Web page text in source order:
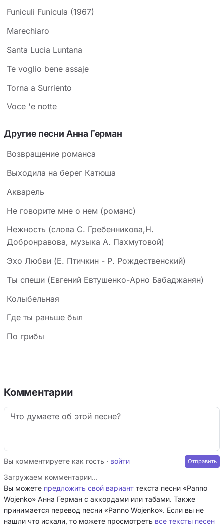
Funiculi Funicula (1967)
Marechiaro
Santa Lucia Luntana
Te voglio bene assaje
Torna a Surriento
Voce 'e notte
Другие песни Анна Герман
Возвращение романса
Выходила на берег Катюша
Акварель
Не говорите мне о нем (романс)
Нежность (слова С. Гребенникова,Н.
Добронравова, музыка А. Пахмутовой)
Эхо Любви (Е. Птичкин - Р. Рождественский)
Ты спеши (Евгений Евтушенко-Арно Бабаджанян)
Колыбельная
Где ты раньше был
По грибы
Комментарии
Вы комментируете как гость · войти
Загружаем комментарии…
Вы можете предложить свой вариант текста песни «Panno
Wojenko» Анна Герман с аккордами или табами. Также
принимается перевод песни «Panno Wojenko». Если вы не
нашли что искали, то можете просмотреть все тексты песен